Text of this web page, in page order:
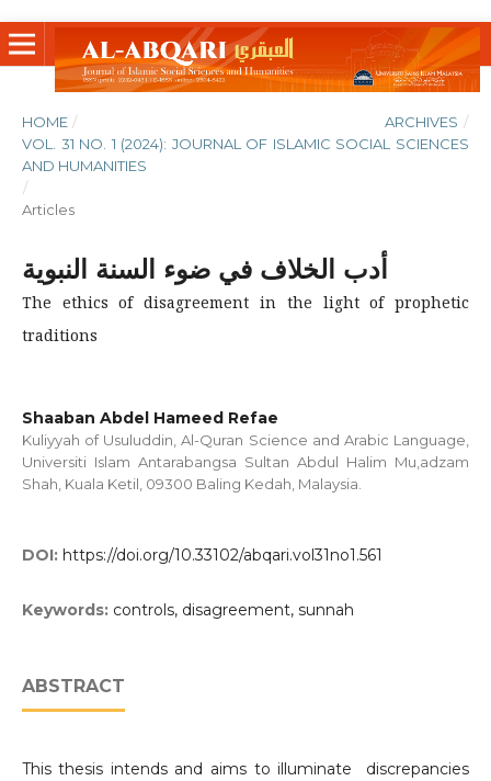
HOME / ARCHIVES /
VOL. 31 NO. 1 (2024): JOURNAL OF ISLAMIC SOCIAL SCIENCES
AND HUMANITIES
/
Articles
أدب الخلاف في ضوء السنة النبوية
The ethics of disagreement in the light of prophetic
traditions
Shaaban Abdel Hameed Refae
Kuliyyah of Usuluddin, Al-Quran Science and Arabic Language,
Universiti Islam Antarabangsa Sultan Abdul Halim Mu,adzam
Shah, Kuala Ketil, 09300 Baling Kedah, Malaysia.
DOI: https://doi.org/10.33102/abqari.vol31no1.561
Keywords: controls, disagreement, sunnah
ABSTRACT
This thesis intends and aims to illuminate discrepancies